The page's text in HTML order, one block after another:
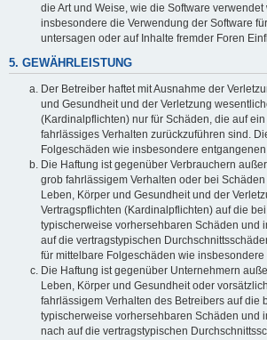
die Art und Weise, wie die Software
insbesondere die Verwendung der Software
untersagen oder auf Inhalte fremder Foren
5. GEWÄHRLEISTUNG
Der Betreiber haftet mit Ausnahme der
und Gesundheit und der Verletzung
(Kardinalpflichten) nur für Schäden, die auf
fahrlässiges Verhalten zurückzuführen sind.
Folgeschäden wie insbesondere
Die Haftung ist gegenüber Verbrauchern
grob fahrlässigem Verhalten oder bei
Leben, Körper und Gesundheit und der
Vertragspflichten (Kardinalpflichten) auf die
typischerweise vorhersehbaren Schäden und
auf die vertragstypischen
für mittelbare Folgeschäden wie
Die Haftung ist gegenüber Unternehmern
Leben, Körper und Gesundheit oder
fahrlässigem Verhalten des Betreibers auf die
typischerweise vorhersehbaren Schäden und
nach auf die vertragstypischen